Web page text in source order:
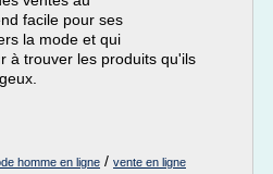
facile pour ses
la mode et qui
à trouver les produits qu'ils
homme en ligne / vente en ligne